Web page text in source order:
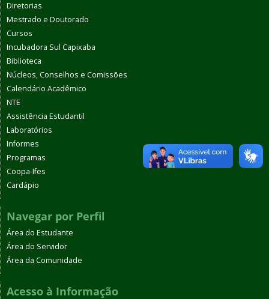
Diretorias
Mestrado e Doutorado
Cursos
Incubadora Sul Capixaba
Biblioteca
Núcleos, Conselhos e Comissões
Calendário Acadêmico
NTE
Assistência Estudantil
Laboratórios
Informes
Programas
Coopa-Ifes
Cardápio
Navegar por Perfil
Área do Estudante
Área do Servidor
Área da Comunidade
Acesso à Informação